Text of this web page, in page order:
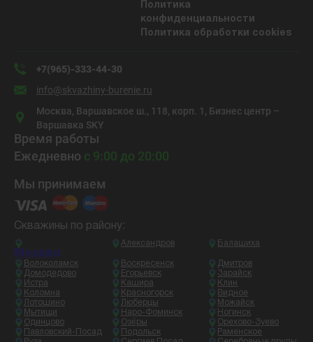
Политика
конфиденциальности
Политика обработки cookies
+7(965)-333-44-30
info@skvazhiny-burenie.ru
Москва, Варшавское ш., 118, корп. 1, Бизнес центр –
Варшавка SKY
Время работы
Ежедневно с 9:00 до 20:00
Мы принимаем
Скважины по району:
Москва
Александров Балашиха
Волоколамск Воскресенск
Дмитров
Домодедово
Егорьевск
Зарайск
Истра
Кашира
Клин
Коломна
Красногорск
Видное
Лотошино
Люберцы
Можайск
Мытищи
Наро-Фоминск
Ногинск
Одинцово
Озёры
Орехово-Зуево
Павловский-Посад
Подольск
Раменское